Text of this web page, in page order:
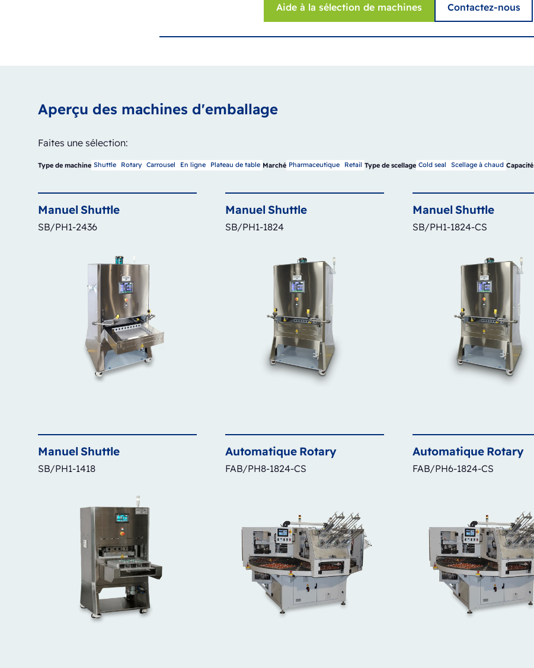
Aide à la sélection de machines Contactez-nous
Aperçu des machines d'emballage
Faites une sélection:
Type de machine Shuttle Rotary Carrousel En ligne Plateau de table Marché Pharmaceutique Retail Type de scellage Cold seal Scellage à chaud Capacité
Manuel Shuttle
SB/PH1-2436
Manuel Shuttle
SB/PH1-1824
Manuel Shuttle
SB/PH1-1824-CS
Manuel Shuttle
SB/PH1-1418
Automatique Rotary
FAB/PH8-1824-CS
Automatique Rotary
FAB/PH6-1824-CS